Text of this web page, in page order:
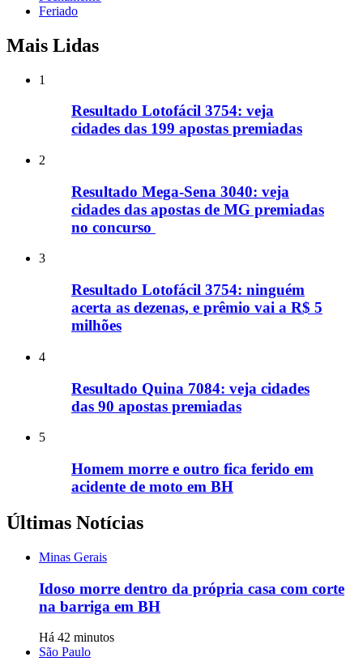
Feriado
Mais Lidas
1
Resultado Lotofácil 3754: veja
cidades das 199 apostas premiadas
2
Resultado Mega-Sena 3040: veja
cidades das apostas de MG premiadas
no concurso
3
Resultado Lotofácil 3754: ninguém
acerta as dezenas, e prêmio vai a R$ 5
milhões
4
Resultado Quina 7084: veja cidades
das 90 apostas premiadas
5
Homem morre e outro fica ferido em
acidente de moto em BH
Últimas Notícias
Minas Gerais
Idoso morre dentro da própria casa com corte
na barriga em BH
Há 42 minutos
São Paulo